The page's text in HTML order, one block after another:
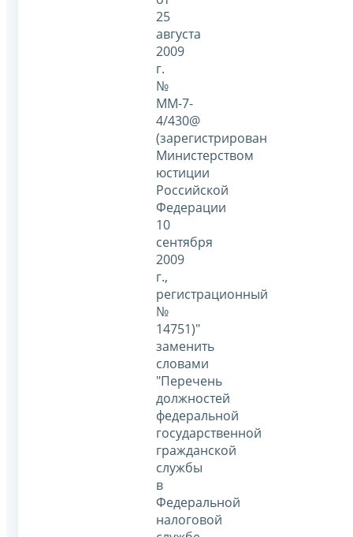
25
августа
2009
г.
№
ММ-7-
4/430@
(зарегистрирован
Министерством
юстиции
Российской
Федерации
10
сентября
2009
г.,
регистрационный
№
14751)"
заменить
словами
"Перечень
должностей
федеральной
государственной
гражданской
службы
в
Федеральной
налоговой